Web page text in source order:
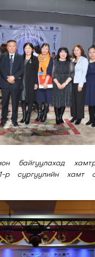
байгуулахад
р сургуулийн хамт